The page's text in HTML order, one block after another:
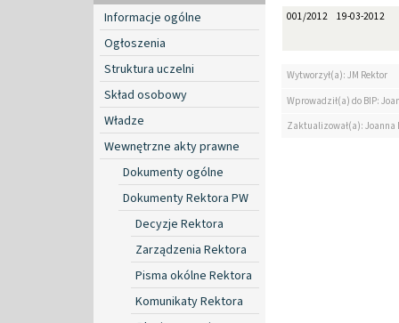
Informacje ogólne
Ogłoszenia
Struktura uczelni
Skład osobowy
Władze
Wewnętrzne akty prawne
Dokumenty ogólne
Dokumenty Rektora PW
Decyzje Rektora
Zarządzenia Rektora
Pisma okólne Rektora
Komunikaty Rektora
001/2012 19-03-2012
Wytworzył(a): JM Rektor
Wprowadził(a) do BIP:
Zaktualizował(a):